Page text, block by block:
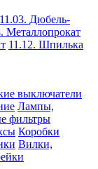
11.03. Дюбель-
Металлопрокат
11.12. Шпилька
выключатели
Лампы,
фильтры
Коробки
Вилки,